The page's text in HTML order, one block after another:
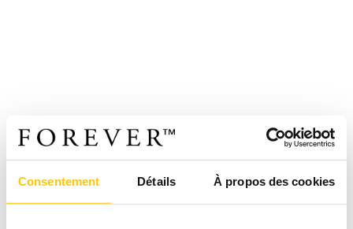
Consentement Détails À propos des cookies